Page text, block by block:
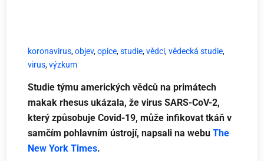
koronavirus,objev,opice,studie,vědci,vědecká studie,
virus,výzkum
Studie týmu amerických vědců na primátech
makak rhesus ukázala, že virus SARS-CoV-2,
který způsobuje Covid-19, může infikovat tkáň v
samčím pohlavním ústrojí, napsali na webuThe
New York Times.